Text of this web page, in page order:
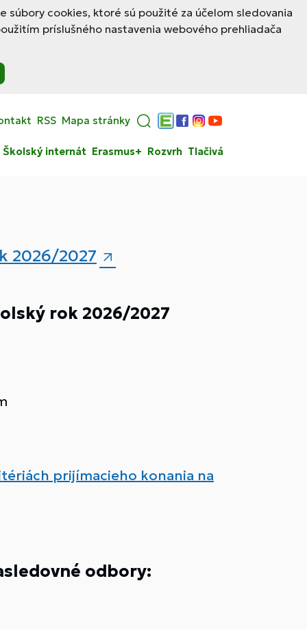
súbory cookies, ktoré sú použité za účelom sledovania
príslušného nastavenia webového prehliadača
RSS Mapa stránky
Edupage
Facebook
Instagram
YouTube
Školský internát Erasmus+ Rozvrh Tlačivá
2026/2027
rok 2026/2027
prijímacieho konania na
odbory: